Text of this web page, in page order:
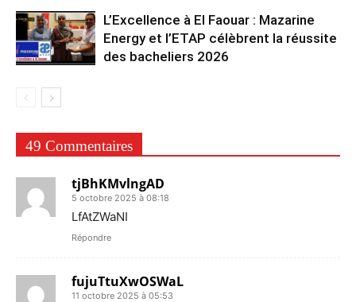
L’Excellence à El Faouar : Mazarine
Energy et l’ETAP célèbrent la réussite
des bacheliers 2026
49 Commentaires
tjBhKMvlngAD
5 octobre 2025 à 08:18
LfAtZWaNI
Répondre
fujuTtuXwOSWaL
11 octobre 2025 à 05:53